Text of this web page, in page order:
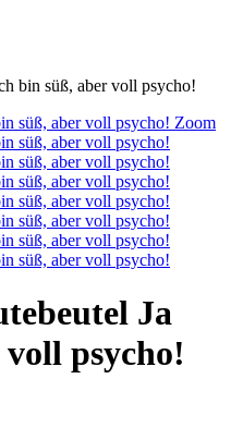
bin süß, aber voll psycho!
Zoom
Ja
psycho!